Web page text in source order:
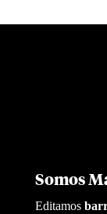
Somos
Editamos